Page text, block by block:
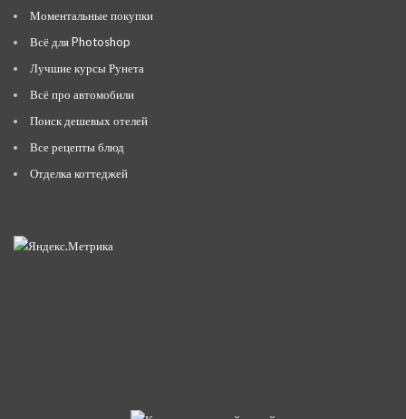
Моментальные покупки
Всё для Photoshop
Лучшие курсы Рунета
Всё про автомобили
Поиск дешевых отелей
Все рецепты блюд
Отделка коттеджей